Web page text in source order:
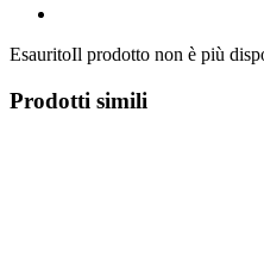
EsauritoIl prodotto non è più
Prodotti simili